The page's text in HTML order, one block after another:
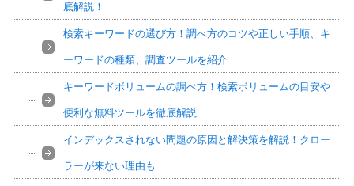
底解説！
検索キーワードの選び方！調べ方のコツや正しい手順、キ
ーワードの種類、調査ツールを紹介
キーワードボリュームの調べ方！検索ボリュームの目安や
便利な無料ツールを徹底解説
インデックスされない問題の原因と解決策を解説！クロー
ラーが来ない理由も